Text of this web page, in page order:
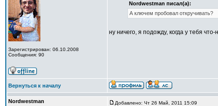
Зарегистрирован: 06.10.2008
Сообщения: 90
Nordwestman писал(а):
А ключем пробовал откручивать?
ну ничего, я подожду, когда у тебя
Вернуться к началу
Nordwestman Добавлено: Чт 26 Май, 2011 15:09